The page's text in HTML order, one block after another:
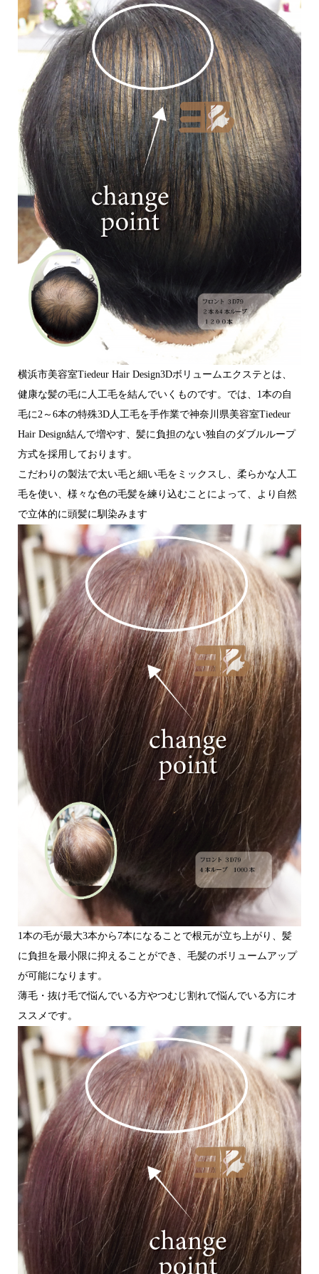
横浜市美容室Tiedeur Hair Design3Dボリュームエクステとは、
健康な髪の毛に人工毛を結んでいくものです。では、1本の自
毛に2～6本の特殊3D人工毛を手作業で神奈川県美容室Tiedeur
Hair Design結んで増やす、髪に負担のない独自のダブルループ
方式を採用しております。
こだわりの製法で太い毛と細い毛をミックスし、柔らかな人工
毛を使い、様々な色の毛髪を練り込むことによって、より自然
で立体的に頭髪に馴染みます
1本の毛が最大3本から7本になることで根元が立ち上がり、髪
に負担を最小限に抑えることができ、毛髪のボリュームアップ
が可能になります。
薄毛・抜け毛で悩んでいる方やつむじ割れで悩んでいる方にオ
ススメです。